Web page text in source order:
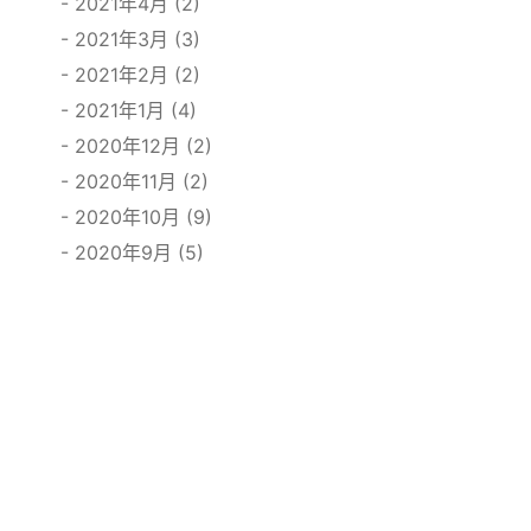
2021年3月 (3)
2021年2月 (2)
2021年1月 (4)
2020年12月 (2)
2020年11月 (2)
2020年10月 (9)
2020年9月 (5)